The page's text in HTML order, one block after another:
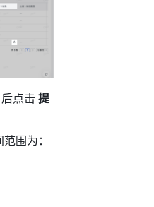
后点击 提
围为：